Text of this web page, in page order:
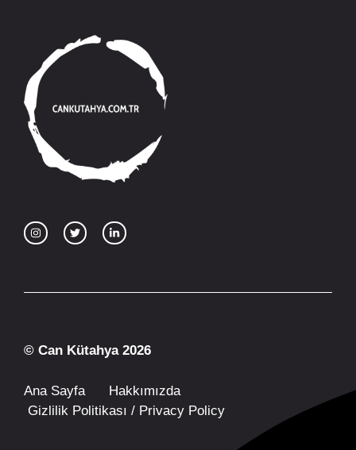
© Can Kütahya 2026
Ana Sayfa
Hakkımızda
Gizlilik Politikası / Privacy Policy